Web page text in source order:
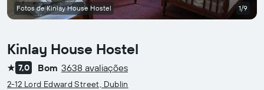
Kinlay House Hostel
1 estrela
7,0 Bom 3638 avaliações
2-12 Lord Edward Street, Dublin
Fotos de Kinlay House Hostel 1/9